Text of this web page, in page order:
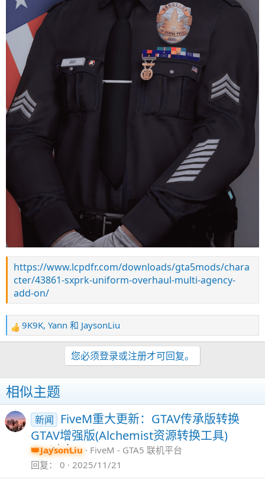
https://www.lcpdfr.com/downloads/gta5mods/chara
cter/43861-sxprk-uniform-overhaul-multi-agency-
add-on/
反
馈
9K9K, Yann 和 JaysonLiu
您必须登录或注册才可回复。
相似主题
新闻
FiveM重大更新：GTAV传承版转换
GTAV增强版(Alchemist资源转换工具)
JaysonLiu
FiveM - GTA5 联机平台
回复
0 2025/11/21